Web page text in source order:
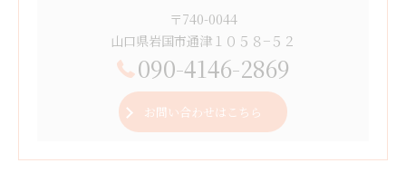
〒740-0044
山口県岩国市通津１０５８−５２
090-4146-2869
お問い合わせはこちら